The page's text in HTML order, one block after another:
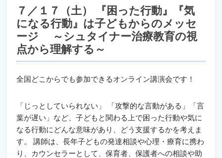
７／１７（土） 『困った行動』『気
になる行動』は子どもからのメッセ
ージ ～シュタイナー治療教育の視
点から理解する～
全国どこからでも参加できるオンライン講演会です！
「じっとしていられない」 「攻撃的な言動がある」「言
葉が遅い」など、子どもと関わる上で困った行動や気に
なる行動にどんな意味があり、どう支援するかを考えま
す。 講師は、長年子どもの発達相談や心理・療育に携わ
り、カウンセラーとして、保育者、保護者への相談や助